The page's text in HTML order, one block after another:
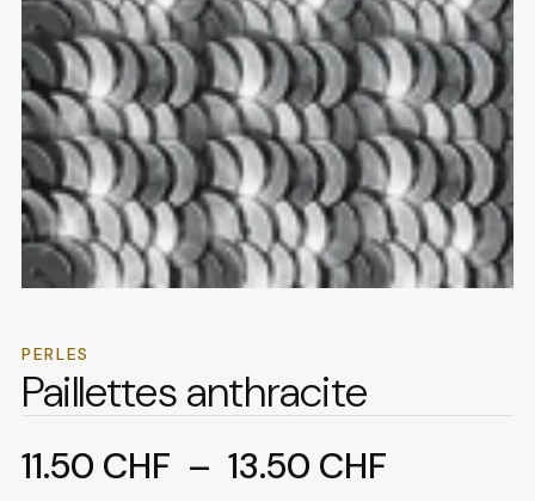
PERLES
Paillettes anthracite
11.50 CHF – 13.50 CHFPlage